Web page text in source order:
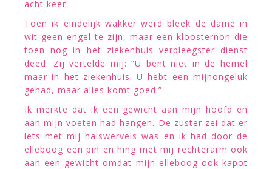
acht keer.
Toen ik eindelijk wakker werd bleek de dame in
wit geen engel te zijn, maar een kloosternon die
toen nog in het ziekenhuis verpleegster dienst
deed. Zij vertelde mij: “U bent niet in de hemel
maar in het ziekenhuis. U hebt een mijnongeluk
gehad, maar alles komt goed.”
Ik merkte dat ik een gewicht aan mijn hoofd en
aan mijn voeten had hangen. De zuster zei dat er
iets met mij halswervels was en ik had door de
elleboog een pin en hing met mij rechterarm ook
aan een gewicht omdat mijn elleboog ook kapot